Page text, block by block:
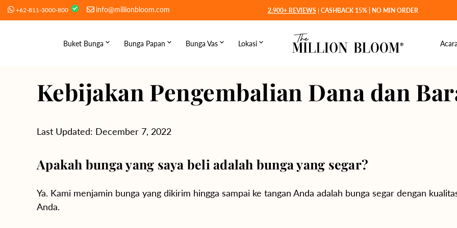
Langsung
ke
konten
+62-811-3000-800 info@millionbloom.com 2.900+ REVIEWS | CASHBACK 15% | NO MIN ORDER
Buket Bunga
Buket Premium
Roses
Lilies
Daisies
Sunflowers
Bunga Papan
Standing Flower
Wedding
Bunga Vas
Bunga Premium
Roses
Lokasi
Tangerang
Bandung
Sumatra
Palembang
Batam
Manado
Pontianak
Acara
Kebijakan Pengembalian Dana dan
Last Updated: December 7, 2022
Apakah bunga yang saya beli adalah bunga yang segar?
Ya. Kami menjamin bunga yang dikirim hingga sampai ke tangan Anda adalah bunga segar dengan
Anda.